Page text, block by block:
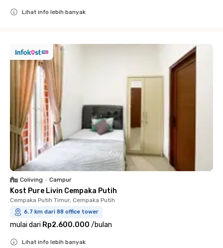
Lihat info lebih banyak
Coliving • Campur
Kost Pure Livin Cempaka Putih
Cempaka Putih Timur, Cempaka Putih
6.7 km dari 88 office tower
mulai dari Rp2.600.000 /bulan
Lihat info lebih banyak